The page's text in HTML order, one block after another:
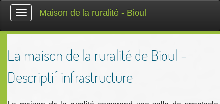
Toggle
navigation
Maison de la ruralité - Bioul
La maison de la ruralité de Bioul -
Descriptif infrastructure